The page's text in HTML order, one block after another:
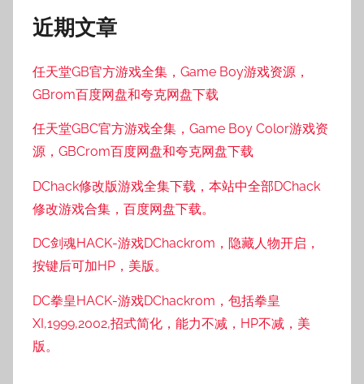
近期文章
任天堂GB官方游戏全集，Game Boy游戏资源，
GBrom百度网盘和夸克网盘下载
任天堂GBC官方游戏全集，Game Boy Color游戏资
源，GBCrom百度网盘和夸克网盘下载
DChack修改版游戏全集下载，本站中全部DChack
修改游戏合集，百度网盘下载。
DC剑魂HACK-游戏DChackrom，隐藏人物开启，
按键后可加HP，美版。
DC拳皇HACK-游戏DChackrom，包括拳皇
XI,1999,2002,招式简化，能力不减，HP不减，美
版。